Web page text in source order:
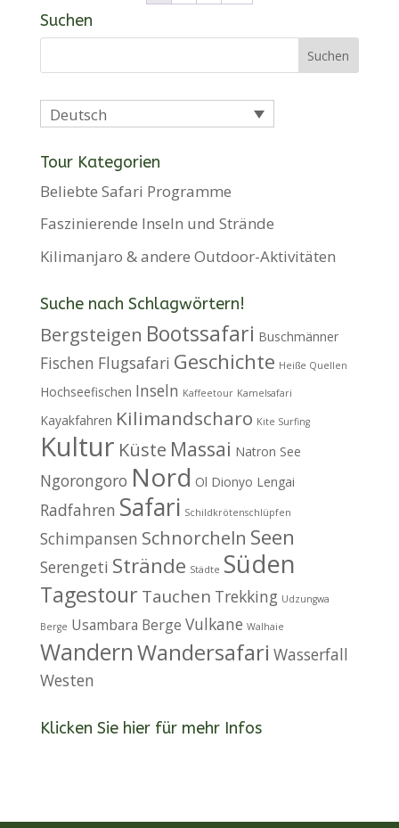
Suchen
Deutsch
Tour Kategorien
Beliebte Safari Programme
Faszinierende Inseln und Strände
Kilimanjaro & andere Outdoor-Aktivitäten
Suche nach Schlagwörtern!
Bergsteigen Bootssafari Buschmänner
Fischen Flugsafari Geschichte Heiße Quellen
Hochseefischen Inseln Kaffeetour Kamelsafari
Kayakfahren Kilimandscharo Kite Surfing
Kultur Küste Massai Natron See
Ngorongoro Nord Ol Dionyo Lengai
Radfahren Safari Schildkrötenschlüpfen
Schimpansen Schnorcheln Seen
Serengeti Strände Städte Süden
Tagestour Tauchen Trekking Udzungwa
Berge Usambara Berge Vulkane Walhaie
WandernWandersafari Wasserfall
Westen
Klicken Sie hier für mehr Infos